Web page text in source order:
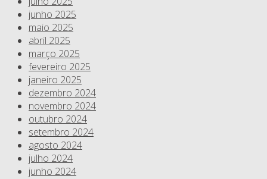
junho 2025
maio 2025
abril 2025
março 2025
fevereiro 2025
janeiro 2025
dezembro 2024
novembro 2024
outubro 2024
setembro 2024
agosto 2024
julho 2024
junho 2024